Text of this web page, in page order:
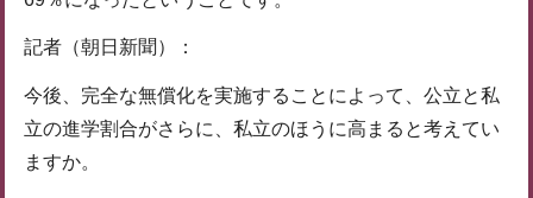
記者（朝日新聞）：
今後、完全な無償化を実施することによって、公立と私
立の進学割合がさらに、私立のほうに高まると考えてい
ますか。